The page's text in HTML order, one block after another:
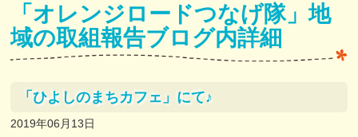
「オレンジロードつなげ隊」地
域の取組報告ブログ内詳細
「ひよしのまちカフェ」にて♪
2019年06月13日